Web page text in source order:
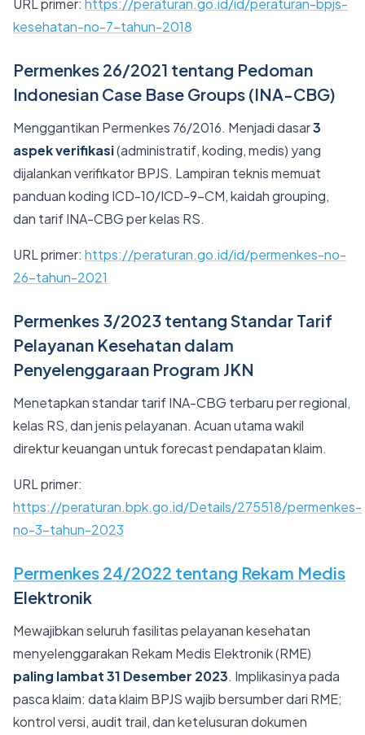
URL primer: https://peraturan.go.id/id/peraturan-bpjs-
kesehatan-no-7-tahun-2018
Permenkes 26/2021 tentang Pedoman
Indonesian Case Base Groups (INA-CBG)
Menggantikan Permenkes 76/2016. Menjadi dasar3
aspek verifikasi(administratif, koding, medis) yang
dijalankan verifikator BPJS. Lampiran teknis memuat
panduan koding ICD-10/ICD-9-CM, kaidah grouping,
dan tarif INA-CBG per kelas RS.
URL primer: https://peraturan.go.id/id/permenkes-no-
26-tahun-2021
Permenkes 3/2023 tentang Standar Tarif
Pelayanan Kesehatan dalam
Penyelenggaraan Program JKN
Menetapkan standar tarif INA-CBG terbaru per regional,
kelas RS, dan jenis pelayanan. Acuan utama wakil
direktur keuangan untuk forecast pendapatan klaim.
URL primer:
https://peraturan.bpk.go.id/Details/275518/permenkes-
no-3-tahun-2023
Permenkes 24/2022 tentang Rekam Medis
Elektronik
Mewajibkan seluruh fasilitas pelayanan kesehatan
menyelenggarakan Rekam Medis Elektronik (RME)
paling lambat 31 Desember 2023. Implikasinya pada
pasca klaim: data klaim BPJS wajib bersumber dari RME;
kontrol versi, audit trail, dan ketelusuran dokumen